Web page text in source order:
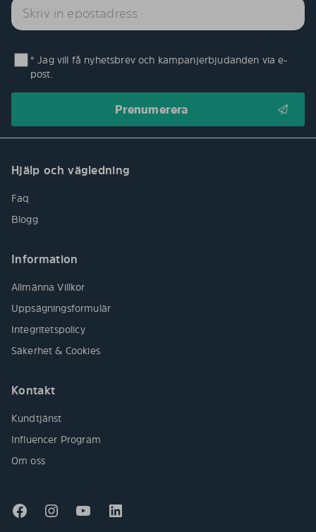
* Jag vill få nyhetsbrev och kampanjerbjudanden via e-
post.
Hjälp och vägledning
Faq
Blogg
Information
Allmänna Villkor
Uppsägningsformulär
Integritetspolicy
Säkerhet & Cookies
Kontakt
Kundtjänst
Influencer Program
Om oss